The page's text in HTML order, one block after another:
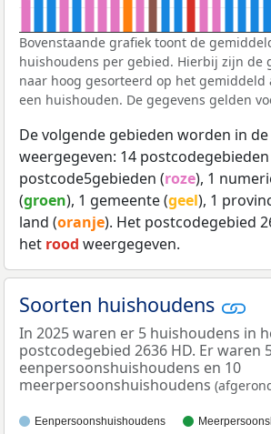
Bovenstaande grafiek toont de
huishoudens per gebied. Hierbij zijn de
naar hoog gesorteerd op het gemiddeld
een huishouden. De gegevens gelden
De volgende gebieden worden in
weergegeven: 14 postcodegebieden
postcode5gebieden (roze), 1
(groen), 1 gemeente (geel), 1
land (oranje). Het postcodegebied
het rood weergegeven.
Soorten huishoudens
In 2025 waren er 5 huishoudens in
postcodegebied 2636 HD. Er waren
eenpersoonshuishoudens en 10
meerpersoonshuishoudens
Eenpersoonshuishoudens